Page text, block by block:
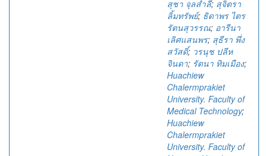
สุชา จุลสำลี; สุจิตรา
ลิ้มทรัพย์; ธิดาพร ไตร
รัตนสุวรรณ; อารีนา
เลิศแสนพร; สุธีรา พึ่ง
สวัสดิ์; วรนุช ปลีห
จินดา; รัตนา ทิมเมือง;
Huachiew
Chalermprakiet
University. Faculty of
Medical Technology;
Huachiew
Chalermprakiet
University. Faculty of